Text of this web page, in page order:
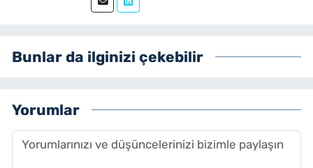
gazetecidir. Ege Üniversitesi İletişim
olarak çalışmalarını sürdürmektedir.
Bunlar da ilginizi çekebilir
Yorumlar